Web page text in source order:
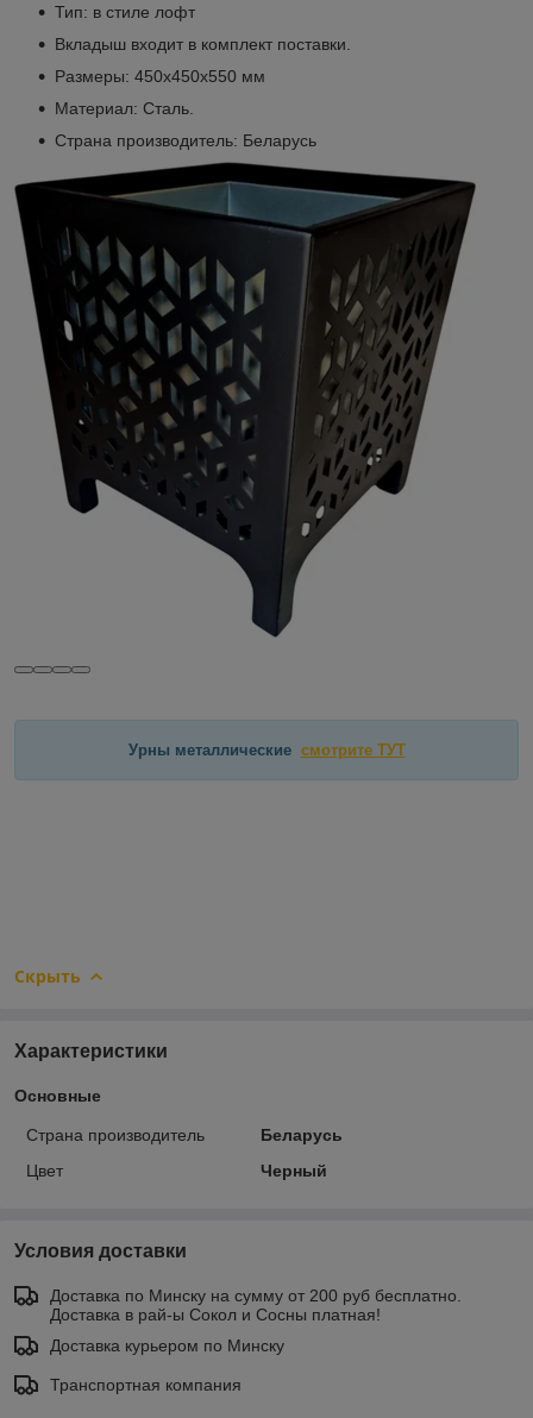
Тип: в стиле лофт
Вкладыш входит в комплект поставки.
Размеры: 450х450х550 мм
Материал: Сталь.
Страна производитель: Беларусь
Урны металлические смотрите ТУТ
Скрыть
Характеристики
Основные
Страна производитель
Беларусь
Цвет
Черный
Условия доставки
Доставка по Минску на сумму от 200 руб бесплатно.
Доставка в рай-ы Сокол и Сосны платная!
Доставка курьером по Минску
Транспортная компания